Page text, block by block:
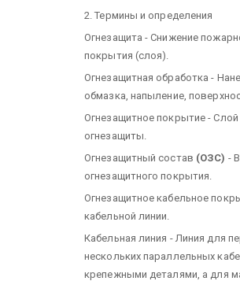
2. Термины и определения
Огнезащита - Снижение
покрытия (слоя).
Огнезащитная обработка -
обмазка, напыление,
Огнезащитное покрытие - Слой
огнезащиты.
Огнезащитный состав (ОЗС) -
огнезащитного покрытия.
Огнезащитное кабельное
кабельной линии.
Кабельная линия - Линия для
нескольких параллельных
крепежными деталями, а для